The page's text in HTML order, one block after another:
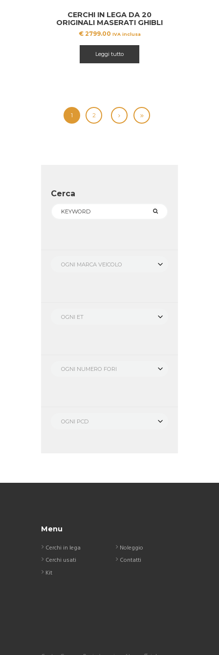
CERCHI IN LEGA DA 20
ORIGINALI MASERATI GHIBLI
GTS
€2799.00 IVA inclusa
Leggi tutto
1 2
Cerca
OGNI MARCA VEICOLO
OGNI ET
OGNI NUMERO FORI
OGNI PCD
Menu
Cerchi in lega
Cerchi usati
Kit
Noleggio
Contatti